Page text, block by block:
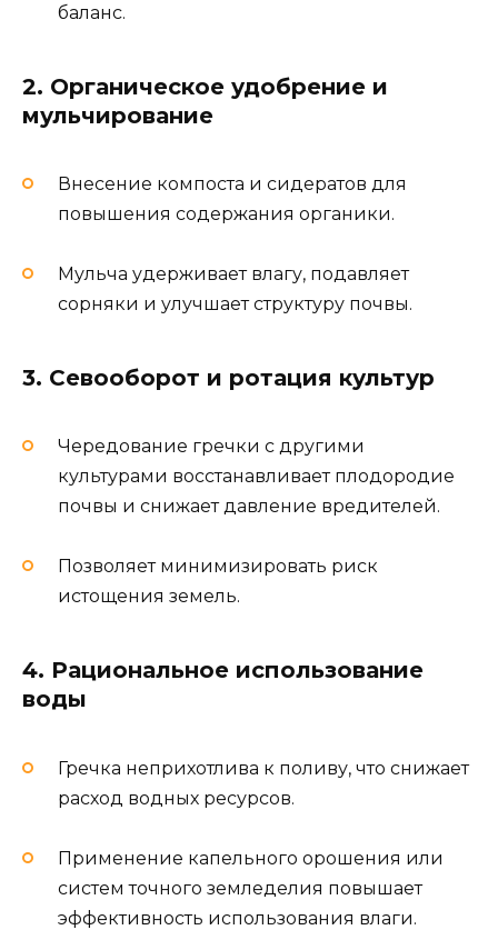
баланс.
2. Органическое удобрение и
мульчирование
Внесение компоста и сидератов для
повышения содержания органики.
Мульча удерживает влагу, подавляет
сорняки и улучшает структуру почвы.
3. Севооборот и ротация культур
Чередование гречки с другими
культурами восстанавливает плодородие
почвы и снижает давление вредителей.
Позволяет минимизировать риск
истощения земель.
4. Рациональное использование
воды
Гречка неприхотлива к поливу, что снижает
расход водных ресурсов.
Применение капельного орошения или
систем точного земледелия повышает
эффективность использования влаги.